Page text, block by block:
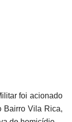
foi acionado
Bairro Vila Rica,